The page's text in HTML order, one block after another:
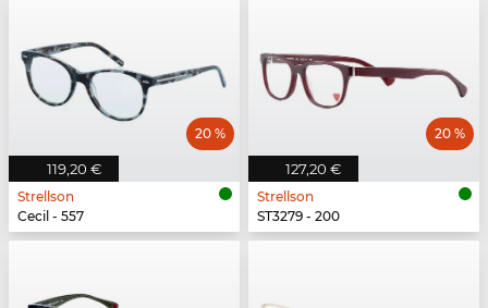
119,20 €
20 %
Strellson
Cecil - 557
127,20 €
20 %
Strellson
ST3279 - 200